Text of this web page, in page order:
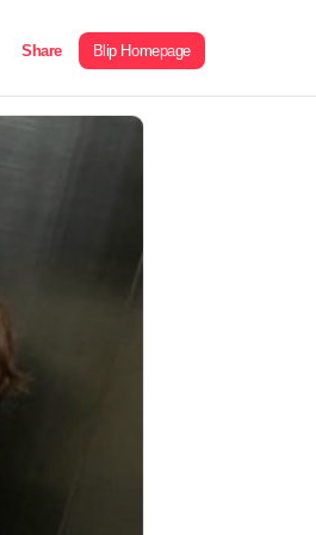
Share Blip Homepage